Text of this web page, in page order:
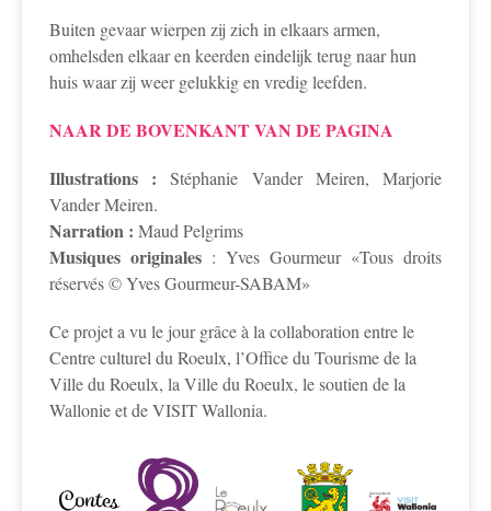
Buiten gevaar wierpen zij zich in elkaars armen,
omhelsden elkaar en keerden eindelijk terug naar hun
huis waar zij weer gelukkig en vredig leefden.
NAAR DE BOVENKANT VAN DE PAGINA
Illustrations : Stéphanie Vander Meiren, Marjorie
Vander Meiren.
Narration : Maud Pelgrims
Musiques originales : Yves Gourmeur «Tous droits
réservés © Yves Gourmeur-SABAM»
Ce projet a vu le jour grâce à la collaboration entre le
Centre culturel du Roeulx, l’Office du Tourisme de la
Ville du Roeulx, la Ville du Roeulx, le soutien de la
Wallonie et de VISIT Wallonia.